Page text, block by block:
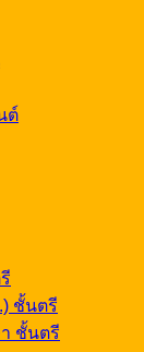
ต์
ชั้นตรี
ชั้นตรี